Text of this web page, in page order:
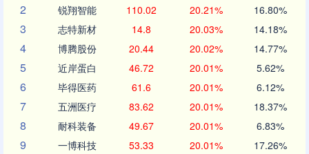
2 锐翔智能 110.02 20.21% 16.80%
3 志特新材 14.8 20.03% 14.18%
4 博腾股份 20.44 20.02% 14.77%
5 近岸蛋白 46.72 20.01% 5.62%
6 毕得医药 61.6 20.01% 6.12%
7 五洲医疗 83.62 20.01% 18.37%
8 耐科装备 49.67 20.01% 6.83%
9 一博科技 53.33 20.01% 17.26%